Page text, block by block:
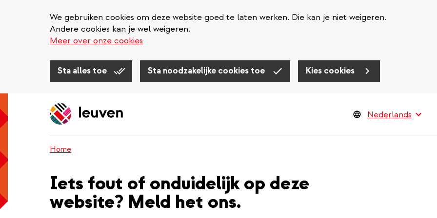
We gebruiken cookies om deze website goed te laten werken. Die kan je niet weigeren.
Andere cookies kan je wel weigeren.
Meer over onze cookies
Sta alles toe Sta noodzakelijke cookies toe Kies cookies
Home
Iets fout of onduidelijk op deze
website? Meld het ons.